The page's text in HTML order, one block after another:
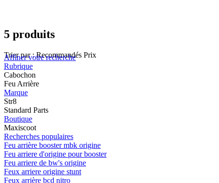
5 produits
Trier par : Recommandés Prix
Affiner votre recherche
Rubrique
Cabochon
Feu Arrière
Marque
Str8
Standard Parts
Boutique
Maxiscoot
Recherches populaires
Feu arrière booster mbk origine
Feu arriere d'origine pour booster
Feu arriere de bw's origine
Feux arriere origine stunt
Feux arrière bcd nitro